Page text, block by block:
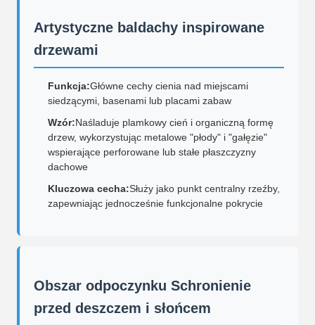
Artystyczne baldachy inspirowane
drzewami
Funkcja:Główne cechy cienia nad miejscami
siedzącymi, basenami lub placami zabaw
Wzór:Naśladuje plamkowy cień i organiczną formę
drzew, wykorzystując metalowe "płody" i "gałęzie"
wspierające perforowane lub stałe płaszczyzny
dachowe
Kluczowa cecha:Służy jako punkt centralny rzeźby,
zapewniając jednocześnie funkcjonalne pokrycie
Obszar odpoczynku Schronienie
przed deszczem i słońcem